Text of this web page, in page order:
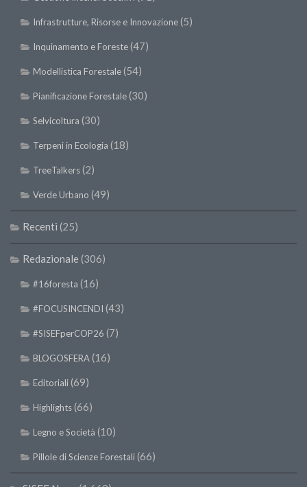
VII Congresso (Isernia 2009)
VI Congresso (Arezzo 2007)
V Congresso (Torino 2003)
IV Congresso (Potenza 2003)
III Congresso (Viterbo 2001)
II Congresso (Bologna 1999)
Redazione
Pagina Principale
Editoriali
Pillole di Scienze Forestali
Highlights
#FOCUSINCENDI
Cartella Stampa
Comunicati
Infrastrutture, Risorse e Innovazione(5)
Inquinamento e Foreste(47)
Modellistica Forestale(54)
Pianificazione Forestale(30)
Selvicoltura (30)
Terpeni in Ecologia (18)
TreeTalkers(2)
Verde Urbano (49)
Recenti (25)
Redazionale (306)
#16foresta (16)
#FOCUSINCENDI (43)
#SISEFperCOP26 (7)
BLOGOSFERA(16)
Editoriali(69)
Highlights(66)
Legno e Società (10)
Pillole di Scienze Forestali(66)